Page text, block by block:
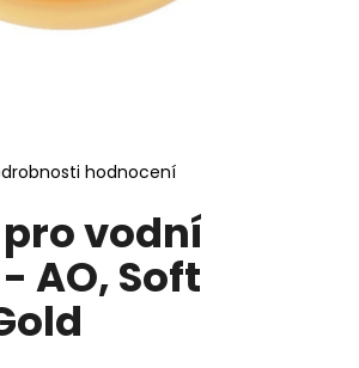
hodnocení
vodní
AO, Soft
HLEDAT